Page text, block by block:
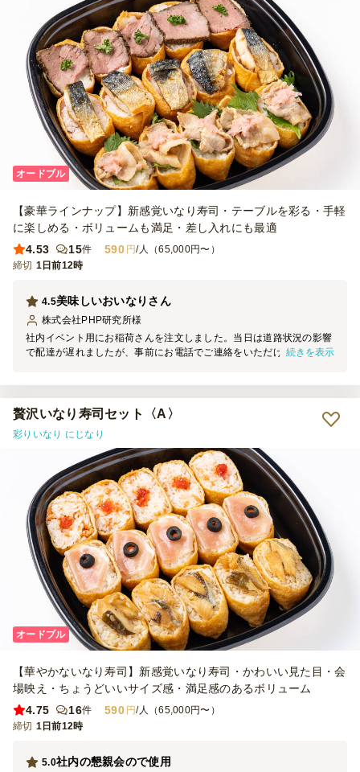
オードブル
【豪華ラインナップ】新感覚いなり寿司・テーブルを彩る・手軽
に楽しめる・ボリュームも満足・差し入れにも最適
4.53
15件 590 円/人（65,000円〜）
締切 1日前12時
美味しいおいなりさん
4.5
株式会社PHP研究所様
社内イベント用にお稲荷さんを注文しました。当日は道路状況の影響
で配達が遅れましたが、事前にお電話でご連絡をいただけたので安心
く、参加者からも好評でした。また機会があればお願いしたいです。
続きを表示
贅沢いなり寿司セット〈A〉
彩りいなり にじなり
オードブル
【華やかないなり寿司】新感覚いなり寿司・かわいい見た目・会
場映え・ちょうどいいサイズ感・満足感のあるボリューム
4.75
16件 590 円/人（65,000円〜）
締切 1日前12時
社内の懇親会ので使用
5.0